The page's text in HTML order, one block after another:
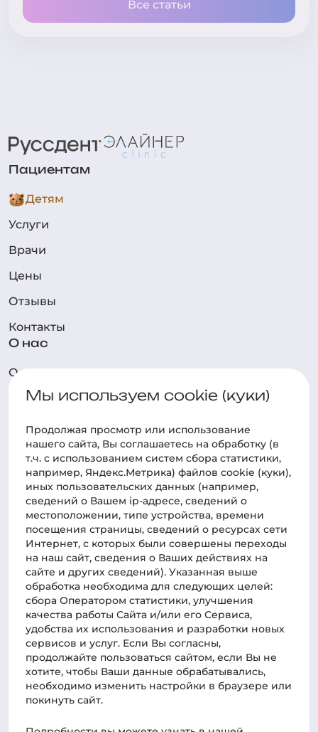
Все статьи
Пациентам
Детям
Услуги
Врачи
Цены
Отзывы
Контакты
О нас
О клинике
Технологии
Новости
Фотогалерея
Наука
Практик-центр
Статьи
Новости о курсах
Для связи
Телефон
78612040010
Администрация:
clientmanager@rossdent.ru
Пресс-служба:
admin@russdent.ru
Мы используем cookie (куки)
Продолжая просмотр или использование
нашего cайта, Вы соглашаетесь на обработку (в
т.ч. с использованием систем сбора статистики,
например, Яндекс.Метрика) файлов cookie (куки),
иных пользовательских данных (например,
сведений о Вашем ip-адресе, сведений о
местоположении, типе устройства, времени
посещения страницы, сведений о ресурсах сети
Интернет, с которых были совершены переходы
на наш сайт, сведения о Ваших действиях на
сайте и других сведений). Указанная выше
обработка необходима для следующих целей:
сбора Оператором статистики, улучшения
качества работы Сайта и/или его Сервиса,
удобства их использования и разработки новых
сервисов и услуг. Если Вы согласны,
продолжайте пользоваться сайтом, если Вы не
хотите, чтобы Ваши данные обрабатывались,
необходимо изменить настройки в браузере или
покинуть сайт.